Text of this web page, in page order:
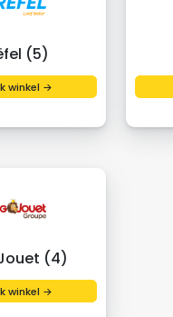
(5)
winkel →
(4)
winkel →